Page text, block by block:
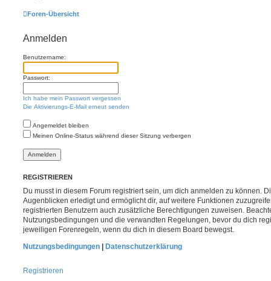
Foren-Übersicht
Anmelden
Benutzername:
Passwort:
Ich habe mein Passwort vergessen
Die Aktivierungs-E-Mail erneut senden
Angemeldet bleiben
Meinen Online-Status während dieser Sitzung verbergen
REGISTRIEREN
Du musst in diesem Forum registriert sein, um dich anmelden zu können.
Augenblicken erledigt und ermöglicht dir, auf weitere Funktionen
registrierten Benutzern auch zusätzliche Berechtigungen zuweisen.
Nutzungsbedingungen und die verwandten Regelungen, bevor du dich
jeweiligen Forenregeln, wenn du dich in diesem Board bewegst.
Nutzungsbedingungen
Datenschutzerklärung
Registrieren